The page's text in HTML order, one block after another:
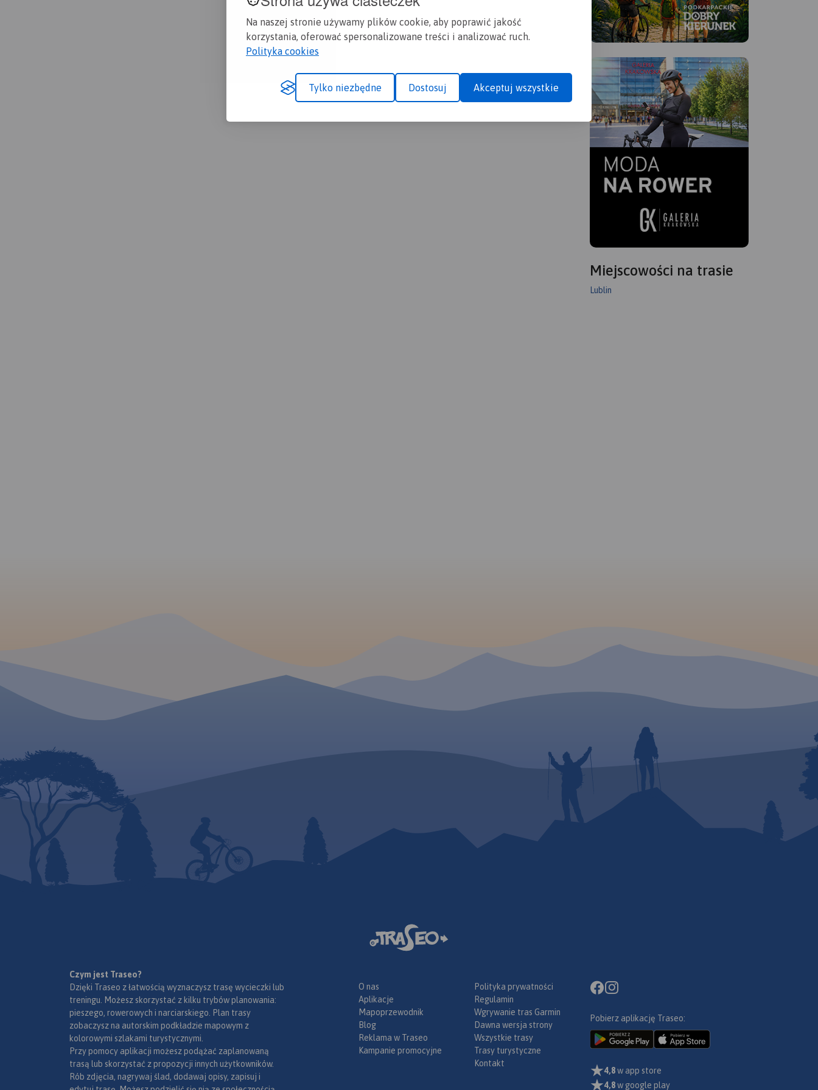
Na naszej stronie używamy plików cookie, aby poprawić jakość
korzystania, oferować spersonalizowane treści i analizować ruch.
Polityka cookies
Tylko niezbędne Dostosuj Akceptuj wszystkie
Miejscowości na trasie
Lublin
Czym jest Traseo?
Dzięki Traseo z łatwością wyznaczysz trasę wycieczki lub
treningu. Możesz skorzystać z kilku trybów planowania:
pieszego, rowerowych i narciarskiego. Plan trasy
zobaczysz na autorskim podkładzie mapowym z
kolorowymi szlakami turystycznymi.
Przy pomocy aplikacji możesz podążać zaplanowaną
trasą lub skorzystać z propozycji innych użytkowników.
Rób zdjęcia, nagrywaj ślad, dodawaj opisy, zapisuj i
O nas
Aplikacje
Mapoprzewodnik
Blog
Reklama w Traseo
Kampanie promocyjne
Polityka prywatności
Regulamin
Wgrywanie tras Garmin
Dawna wersja strony
Wszystkie trasy
Trasy turystyczne
Kontakt
Pobierz aplikację Traseo:
4,8w app store
4,8w google play